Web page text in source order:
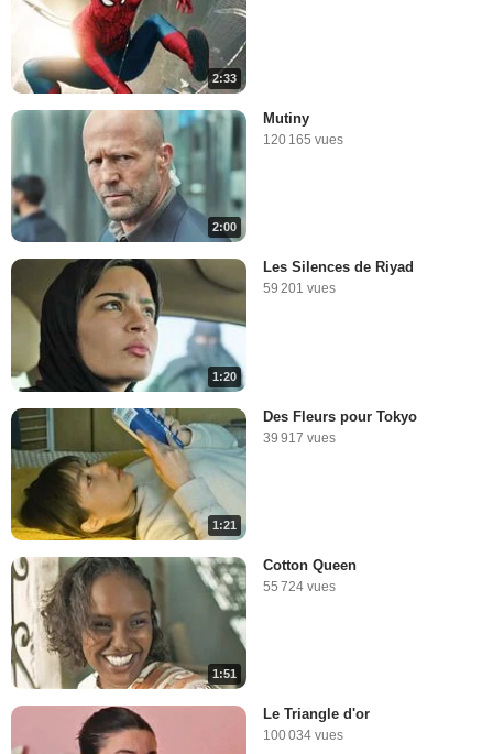
2:33
2:00
Mutiny
120 165 vues
1:20
Les Silences de Riyad
59 201 vues
1:21
Des Fleurs pour Tokyo
39 917 vues
1:51
Cotton Queen
55 724 vues
Le Triangle d'or
100 034 vues